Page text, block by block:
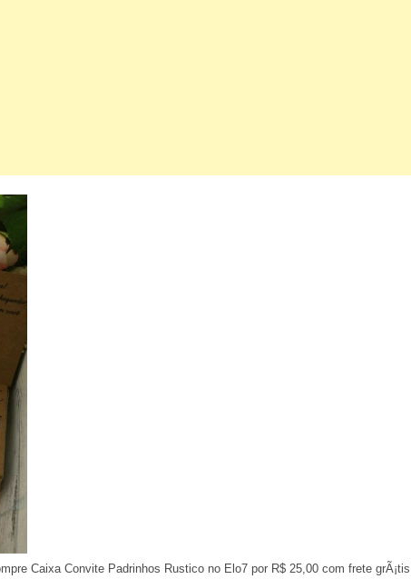
Caixa Convite Padrinhos Rustico no Elo7 por R$ 25,00 com frete grÃ¡tis |